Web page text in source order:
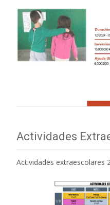
Actividades
Actividades extraescolares